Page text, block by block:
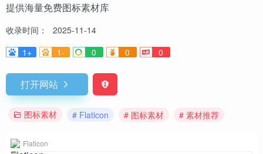
提供海量免费图标素材库
收录时间：
2025-11-14
1+
1- 0 0 0
打开网站
图标素材 # Flaticon # 图标素材 # 素材推荐
Flaticon